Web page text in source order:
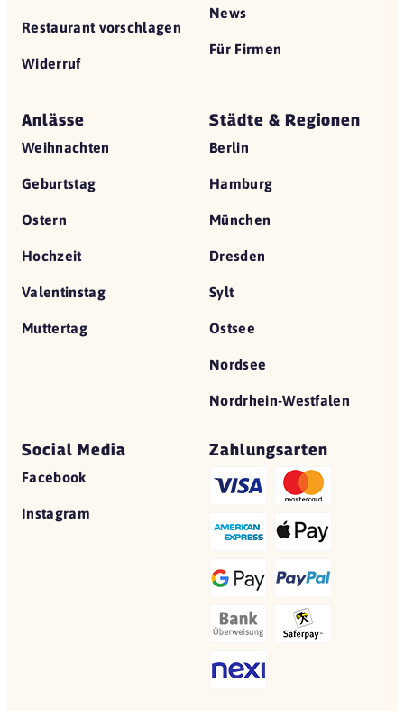
Restaurant vorschlagen
Widerruf
News
Für Firmen
Anlässe
Weihnachten
Geburtstag
Ostern
Hochzeit
Valentinstag
Muttertag
Städte & Regionen
Berlin
Hamburg
München
Dresden
Sylt
Ostsee
Nordsee
Nordrhein-Westfalen
Social Media
Facebook
Instagram
Zahlungsarten